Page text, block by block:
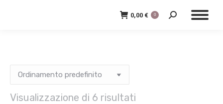
0,00 € 0 Cerca:
Visualizzazione di 6 risultati